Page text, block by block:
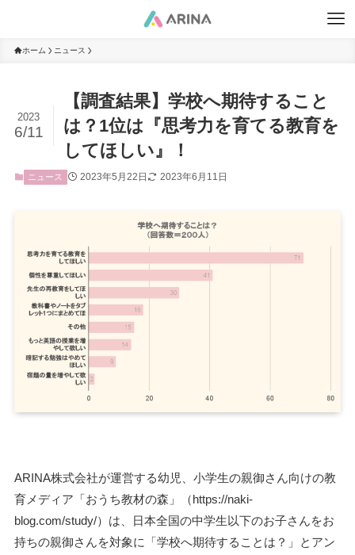
ホーム ニュース
【調査結果】学校へ期待すること
は？1位は『思考力を育てる教育を
してほしい』！
2023
6/11
ニュース 2023年5月22日 2023年6月11日
ARINA株式会社が運営する幼児、小学生の親御さん向けの教
育メディア「おうち教材の森」（https://naki-
blog.com/study/）は、日本全国の中学生以下のお子さんをお
持ちの親御さんを対象に「学校へ期待することは？」とアン